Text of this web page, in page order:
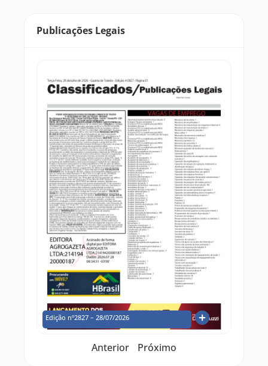
Publicações Legais
Edição nº2827 – 28/07/2026
Anterior Próximo